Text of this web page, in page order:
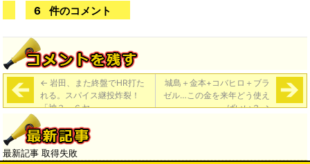
6 件のコメント
← 岩田、また終盤でHR打た
れる。スパイス継投炸裂！
「神３－６ヤ」
城島＋金本+コバヒロ＋ブラ
ゼル…この金を来年どう使え
ばいい？→
最新記事 取得失敗